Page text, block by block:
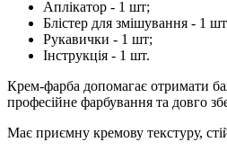
Аплікатор - 1 шт;
Блістер для змішування - 1
Рукавички - 1 шт;
Інструкція - 1 шт.
Крем-фарба допомагає отримати
професійне фарбування та довго
Має приємну кремову текстуру,